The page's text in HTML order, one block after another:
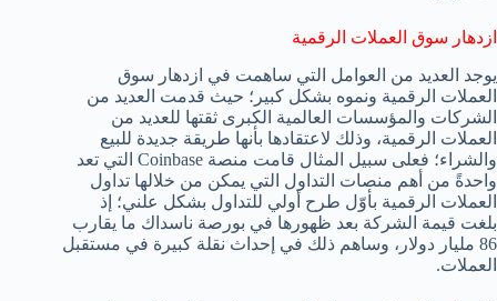
ازدهار سوق العملات الرقمية
يوجد العديد من العوامل التي ساهمت في ازدهار سوق
العملات الرقمية ونموه بشكل كبير؛ حيث قدمت العديد من
الشركات والمؤسسات العالمية الكبرى ثقتها للعديد من
العملات الرقمية، وذلك لاعتقادها بأنها طريقة جديدة للبيع
والشراء؛ فعلى سبيل المثال قامت منصة Coinbase التي تعد
واحدةً من أهم منصات التداول التي يمكن من خلالها تداول
العملات الرقمية بأوّل طرح أولي للتداول بشكل علني؛ إذ
بلغت قيمة الشركة بعد ظهورها في بورصة ناسداك ما يقارب
86 مليار دولار، وساهم ذلك في إحداث نقلة كبيرة في مستقبل
العملات.